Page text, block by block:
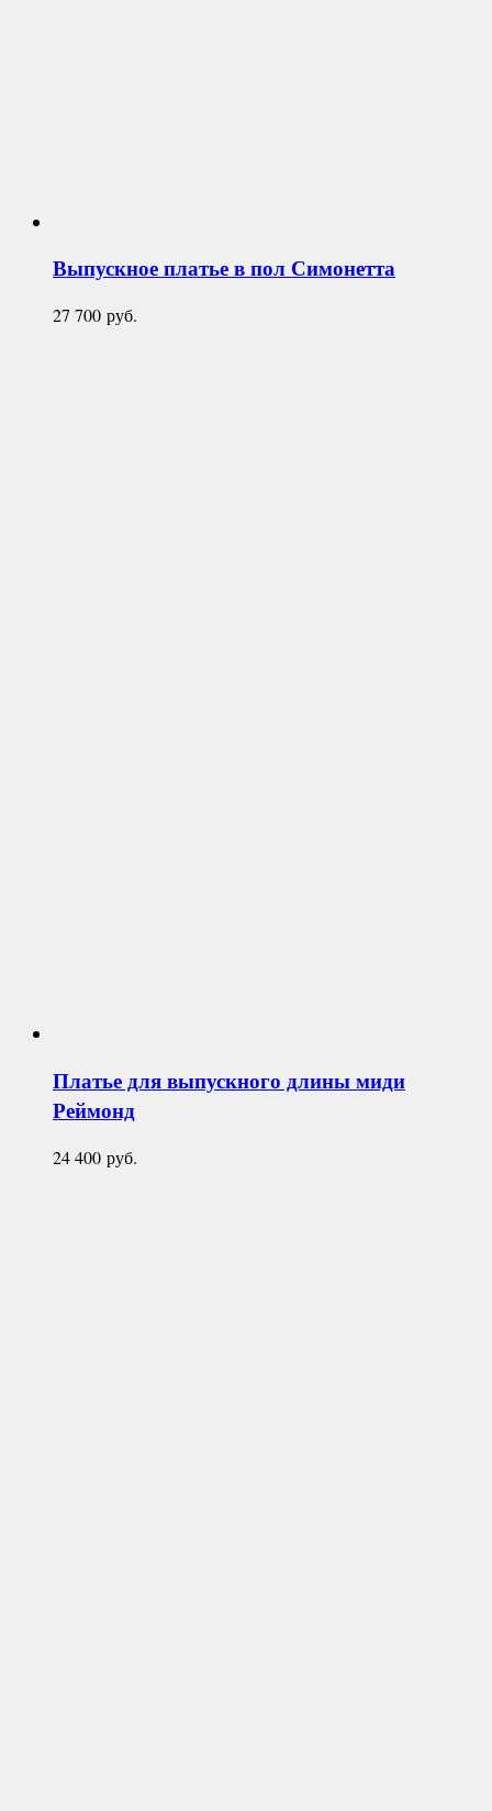
Выпускное платье в пол Симонетта
27 700 руб.
Платье для выпускного длины миди
Реймонд
24 400 руб.